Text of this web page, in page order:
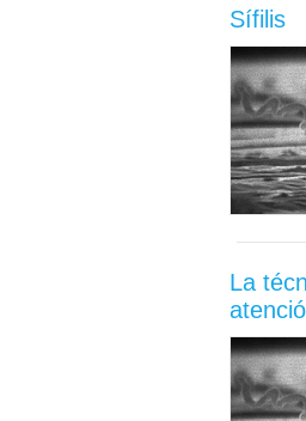
Sífilis
La